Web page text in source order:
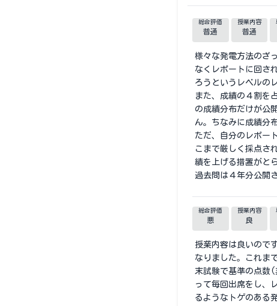
総合評価
普通
授業内容
普通
様々な発電方法のざ
なくレポートに回さ
ろうというレベルの
また、成績の４割を
の成績分布だけが公
ん。ちなみに成績分
ただ、自分のレポー
こまで厳しく採点さ
績を上げる措置がと
過去問は４年分公開
総合評価
悪
授業内容
良
授業内容は良いので
なりました。これま
末試験で基準の点数
って毎回出席をし、
るようなトゲのある